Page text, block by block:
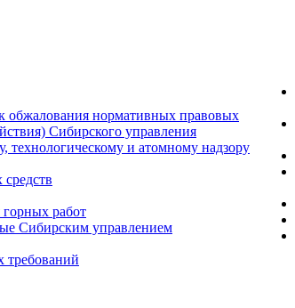
обжалования нормативных правовых
Сибирского управления
технологическому и атомному надзору
горных работ
Сибирским управлением
требований